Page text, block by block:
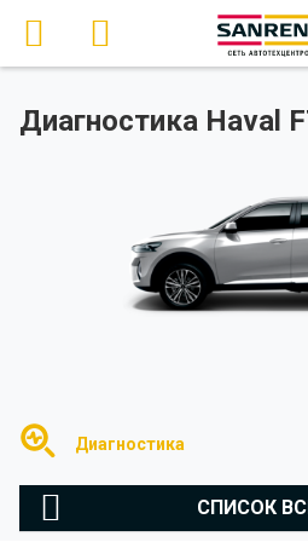
Диагностика Haval
Диагностика
СПИСОК